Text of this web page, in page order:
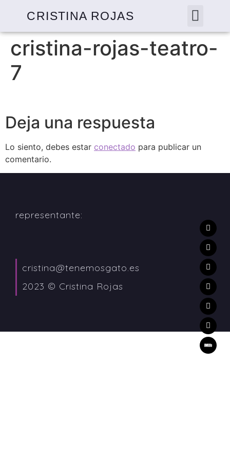
CRISTINA ROJAS
cristina-rojas-teatro-
7
Deja una respuesta
Lo siento, debes estar conectado para publicar un
comentario.
representante:
cristina@tenemosgato.es
2023 © Cristina Rojas